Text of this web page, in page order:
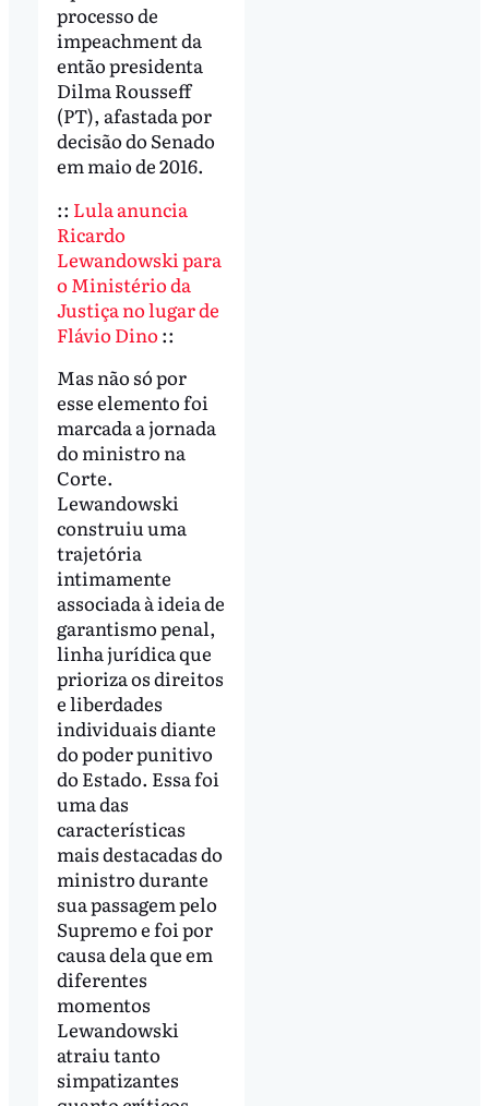
processo de
impeachment da
então presidenta
Dilma Rousseff
(PT), afastada por
decisão do Senado
em maio de 2016.
:: Lula anuncia
Ricardo
Lewandowski para
o Ministério da
Justiça no lugar de
Flávio Dino ::
Mas não só por
esse elemento foi
marcada a jornada
do ministro na
Corte.
Lewandowski
construiu uma
trajetória
intimamente
associada à ideia de
garantismo penal,
linha jurídica que
prioriza os direitos
e liberdades
individuais diante
do poder punitivo
do Estado. Essa foi
uma das
características
mais destacadas do
ministro durante
sua passagem pelo
Supremo e foi por
causa dela que em
diferentes
momentos
Lewandowski
atraiu tanto
simpatizantes